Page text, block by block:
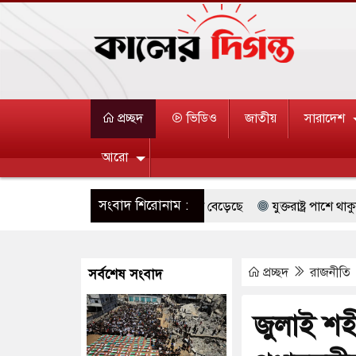
প্রচ্ছদ ভিডিও জাতীয় সারাদেশ
আরো
সংবাদ শিরোনাম :
দক্ষিণ কোরিয়ার বন্দি ২৫ শতাংশ বেড়েছে যুক্তরাষ্ট্র পাশে থাকুক বা না
আবেদন, বরগুনার এসআইয়ের বিরুদ্ধে ব্যবস্থা নেওয়া জুলাই স্মৃতি
খাতে সৌদির বিনিয়োগের আহবান প্রধানমন্ত্রীর হাসপাতালে হামলায়
ইসরায়েলীরা,হাতছাড়ার ঝুঁকিতে জরুরি বৈঠক জর্ডানের ভারী
প্রচ্ছদ রাজনীতি
জুলাই
সর্বশেষ সংবাদ